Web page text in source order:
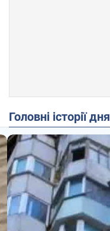
Головні історії дня